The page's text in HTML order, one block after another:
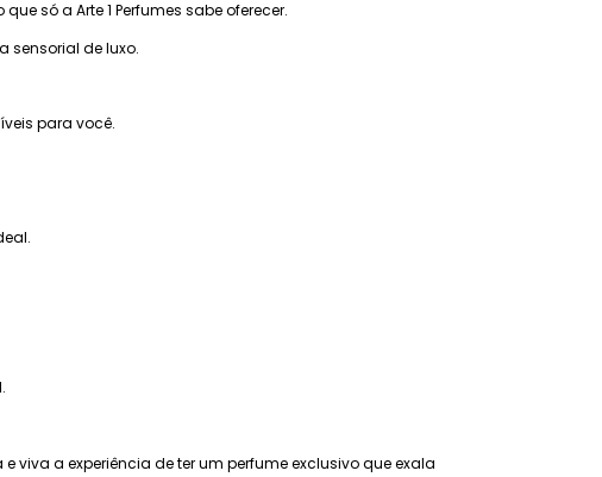
só a Arte 1 Perfumes sabe oferecer.
sensorial de luxo.
para você.
viva a experiência de ter um perfume exclusivo que exala